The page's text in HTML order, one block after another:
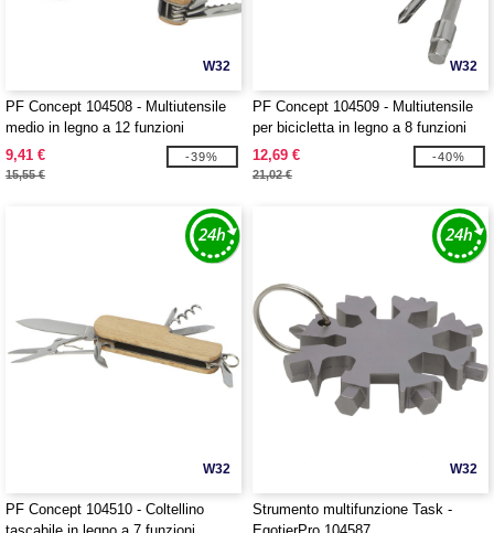
W32
PF Concept 104508 - Multiutensile
medio in legno a 12 funzioni
Anderson
9,41 €
15,55 €
-39%
W32
PF Concept 104509 - Multiutensile
per bicicletta in legno a 8 funzioni
Fixie
12,69 €
21,02 €
-40%
W32
PF Concept 104510 - Coltellino
W32
Strumento multifunzione Task -